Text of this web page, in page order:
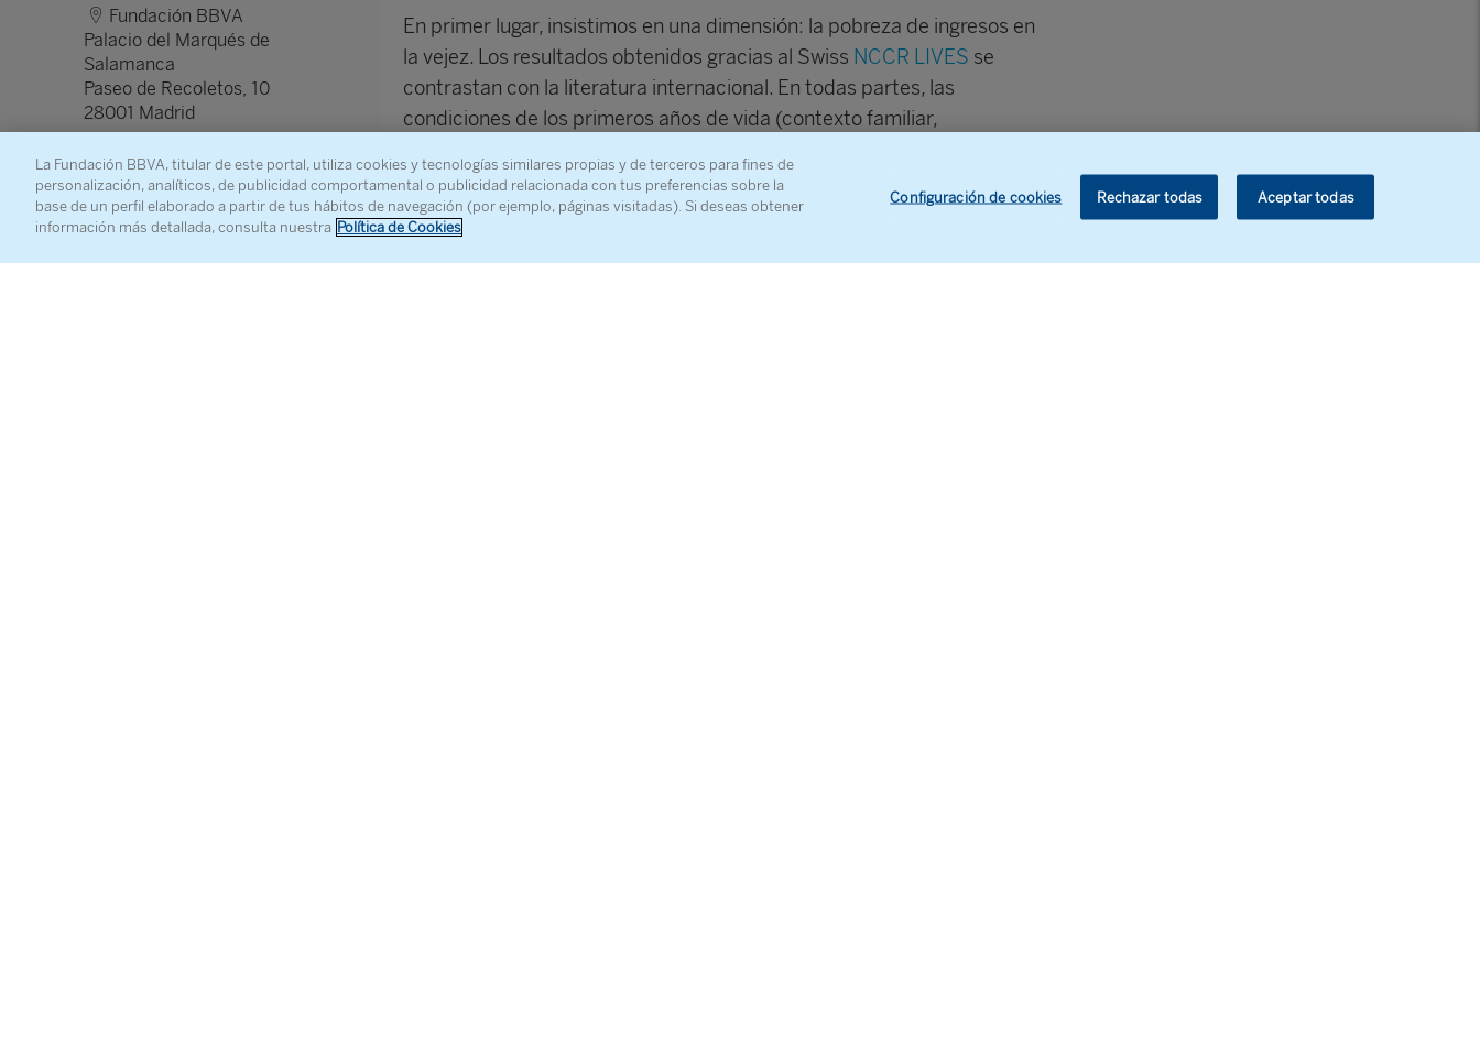
Fundación BBVA
Palacio del Marqués de
Salamanca
Paseo de Recoletos, 10
28001 Madrid
En primer lugar, insistimos en una dimensión: la pobreza de ingresos en
la vejez. Los resultados obtenidos gracias al Swiss NCCR LIVES se
contrastan con la literatura internacional. En todas partes, las
condiciones de los primeros años de vida (contexto familiar,
regímenes de bienestar regían el curso de la vida. Pero, por regla
general, la mayoría limitó los procesos desencadenantes asociados a
una baja educación. Una modesta red de seguridad impedía la
La Fundación BBVA, titular de este portal, utiliza cookies y tecnologías similares propias y de terceros para fines de
personalización, analíticos, de publicidad comportamental o publicidad relacionada con tus preferencias sobre la
base de un perfil elaborado a partir de tus hábitos de navegación (por ejemplo, páginas visitadas). Si deseas obtener
información más detallada, consulta nuestra Política de Cookies
Configuración de cookies Rechazar todas Aceptar todas